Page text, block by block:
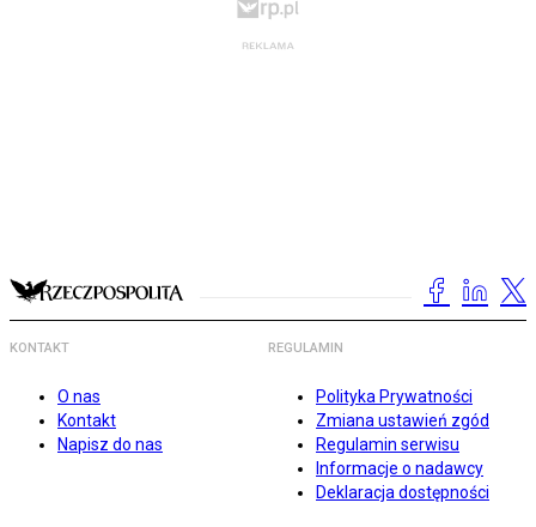
KONTAKT
O nas
Kontakt
Napisz do nas
REGULAMIN
Polityka Prywatności
Zmiana ustawień zgód
Regulamin serwisu
Informacje o nadawcy
Deklaracja dostępności